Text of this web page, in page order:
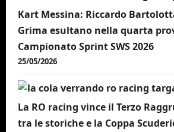
Kart Messina: Riccardo
Grima esultano nella quarta
Campionato Sprint SWS 2026
25/05/2026
La RO racing vince il Terzo
tra le storiche e la Coppa